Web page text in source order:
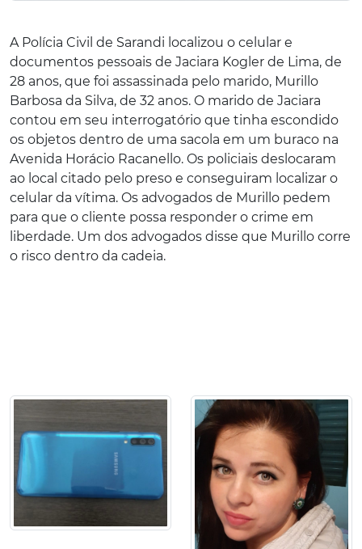
A Polícia Civil de Sarandi localizou o celular e
documentos pessoais de Jaciara Kogler de Lima, de
28 anos, que foi assassinada pelo marido, Murillo
Barbosa da Silva, de 32 anos. O marido de Jaciara
contou em seu interrogatório que tinha escondido
os objetos dentro de uma sacola em um buraco na
Avenida Horácio Racanello. Os policiais deslocaram
ao local citado pelo preso e conseguiram localizar o
celular da vítima. Os advogados de Murillo pedem
para que o cliente possa responder o crime em
liberdade. Um dos advogados disse que Murillo corre
o risco dentro da cadeia.